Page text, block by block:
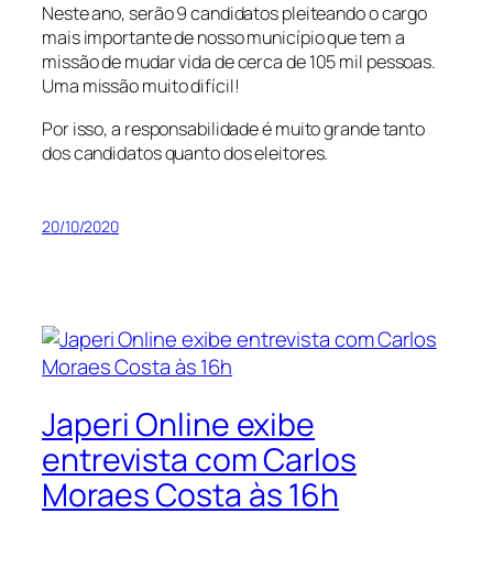
Neste ano, serão 9 candidatos pleiteando o cargo
mais importante de nosso município que tem a
missão de mudar vida de cerca de 105 mil pessoas.
Uma missão muito difícil!
Por isso, a responsabilidade é muito grande tanto
dos candidatos quanto dos eleitores.
20/10/2020
Japeri Online exibe
entrevista com Carlos
Moraes Costa às 16h